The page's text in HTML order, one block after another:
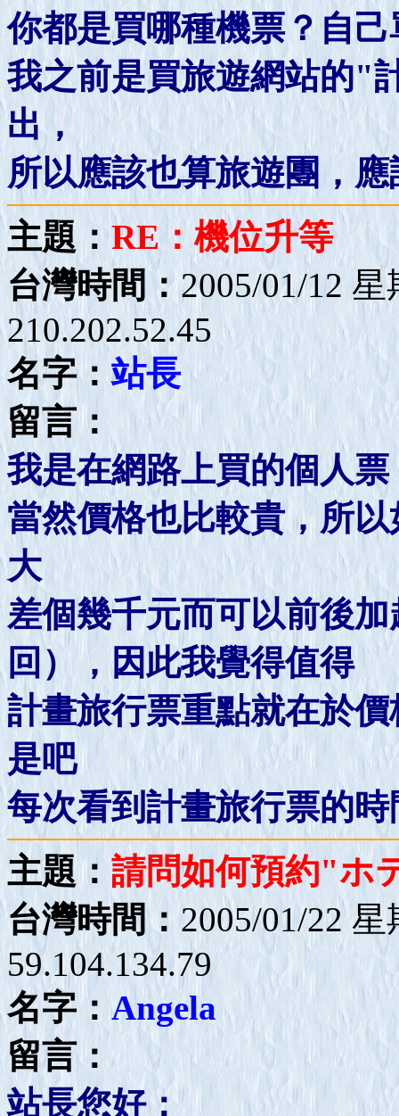
你都是買哪種機票？自
我之前是買旅遊網站的"
出，
所以應該也算旅遊團，
主題：RE：機位升等
台灣時間：2005/01/12
210.202.52.45
名字：站長
留言：
我是在網路上買的個人
當然價格也比較貴，所
大
差個幾千元而可以前後
回），因此我覺得值得
計畫旅行票重點就在於
是吧
每次看到計畫旅行票的
主題： 請問如何預約"ホ
台灣時間： 2005/01/22
59.104.134.79
名字： Angela
留言：
站長您好：